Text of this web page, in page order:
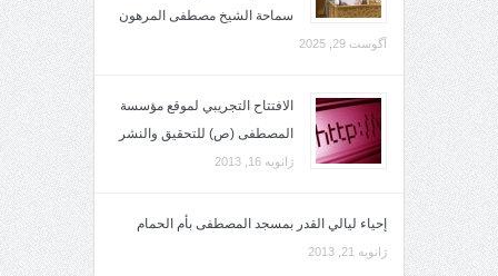
سماحة الشيخ مصطفى المرهون
آگوست 29, 2025
الافتتاح التجريبي لموقع مؤسسة
المصطفى (ص) للتحقيق والنشر
ژانویه 16, 2013
إحياء ليالي القدر بمسجد المصطفى بأم الحمام
ژانویه 21, 2013